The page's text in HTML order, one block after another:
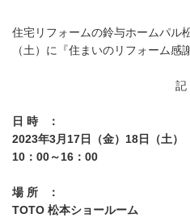
住宅リフォームの鈴与ホームパル
（土）に『住まいのリフォーム感
記
日 時 ：
2023年3月17日（金）18日（土）
10：00～16：00
場 所 ：
TOTO 松本ショールーム